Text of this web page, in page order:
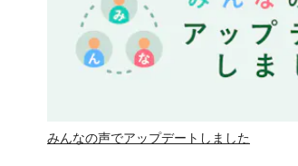
みんなの声でアップデートしました